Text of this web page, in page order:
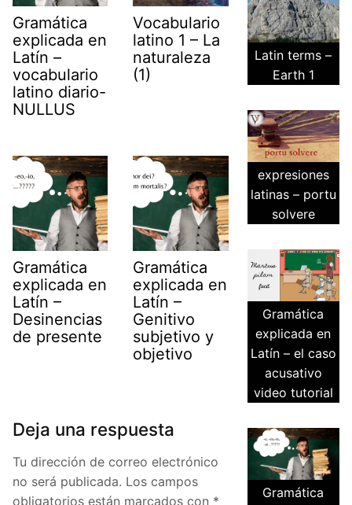
Gramática
explicada en
Latín –
vocabulario
latino diario-
NULLUS
Vocabulario
latino 1 – La
naturaleza
(1)
Gramática
explicada en
Latín –
Desinencias
de presente
Gramática
explicada en
Latín –
Genitivo
subjetivo y
objetivo
Deja una respuesta
Tu dirección de correo electrónico
no será publicada. Los campos
obligatorios están marcados con *
Latin terms –
Earth 1
expresiones
latinas – portu
solvere
Gramática
explicada en
Latín – el caso
acusativo
video tutorial
Gramática